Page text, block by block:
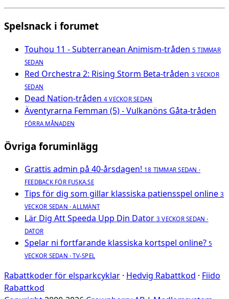
Spelsnack i forumet
Touhou 11 - Subterranean Animism-tråden 5 TIMMAR
SEDAN
Red Orchestra 2: Rising Storm Beta-tråden 3 VECKOR
SEDAN
Dead Nation-tråden 4 VECKOR SEDAN
Äventyrarna Femman (5) - Vulkanöns Gåta-tråden
FÖRRA MÅNADEN
Övriga foruminlägg
Grattis admin på 40-årsdagen! 18 TIMMAR SEDAN ·
FEEDBACK FÖR FUSKA.SE
Tips för dig som gillar klassiska patiensspel online 3
VECKOR SEDAN · ALLMÄNT
Lär Dig Att Speeda Upp Din Dator 3 VECKOR SEDAN ·
DATOR
Spelar ni fortfarande klassiska kortspel online? 5
VECKOR SEDAN · TV-SPEL
Rabattkoder för elsparkcyklar · Hedvig Rabattkod · Fiido
Rabattkod